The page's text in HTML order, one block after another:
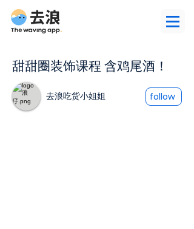
甜甜圈装饰课程 含鸡尾酒！
去浪吃货小姐姐 follow